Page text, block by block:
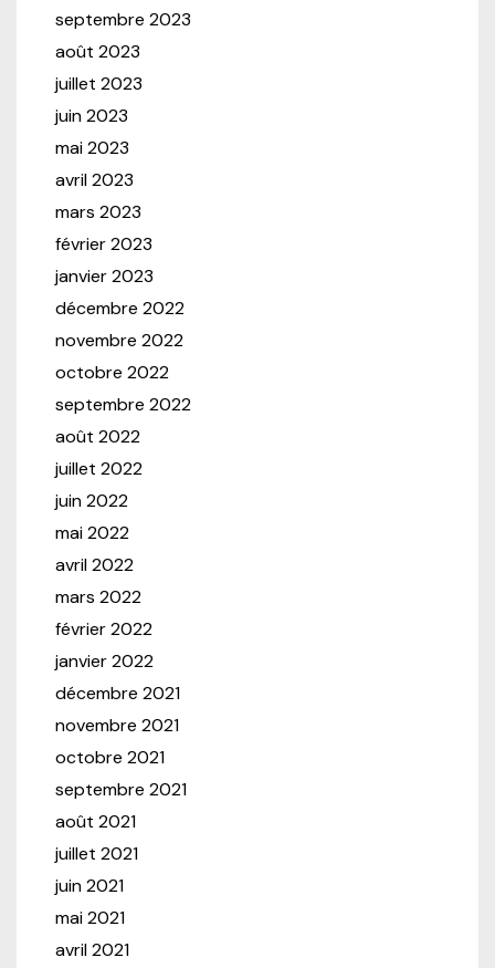
septembre 2023
août 2023
juillet 2023
juin 2023
mai 2023
avril 2023
mars 2023
février 2023
janvier 2023
décembre 2022
novembre 2022
octobre 2022
septembre 2022
août 2022
juillet 2022
juin 2022
mai 2022
avril 2022
mars 2022
février 2022
janvier 2022
décembre 2021
novembre 2021
octobre 2021
septembre 2021
août 2021
juillet 2021
juin 2021
mai 2021
avril 2021